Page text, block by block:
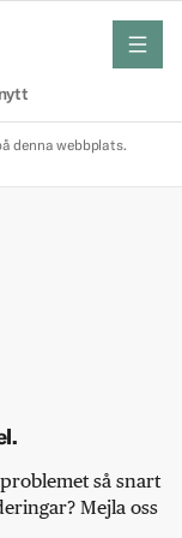
meny
denna webbplats.
så snart
Mejla oss